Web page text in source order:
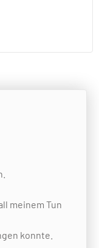
meinem Tun
konnte.